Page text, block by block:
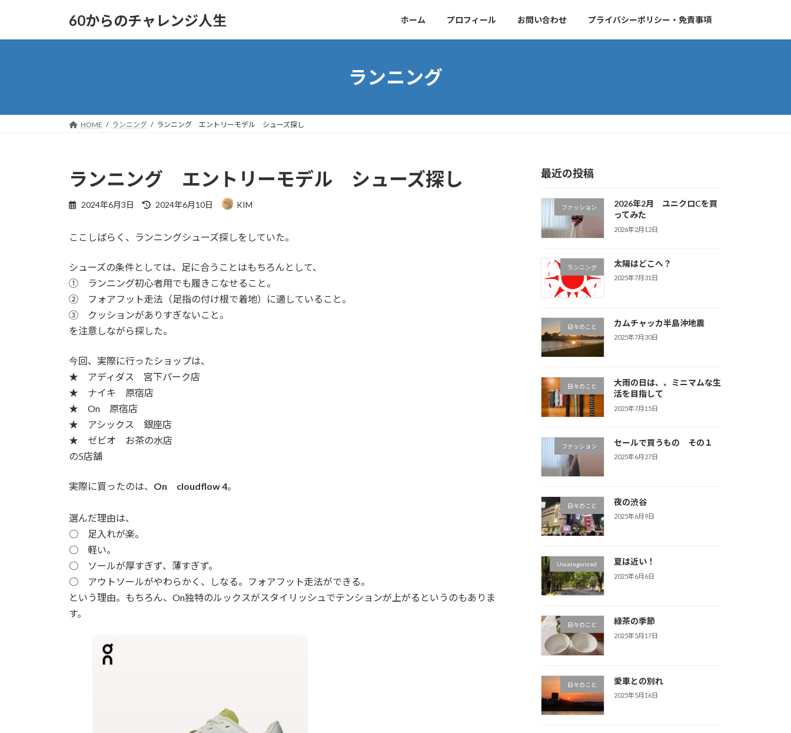
60からのチャレンジ人生 ホーム プロフィール お問い合わせ プライバシーポリシー・免責事項
ランニング
HOME ランニング ランニング エントリーモデル シューズ探し
ランニング エントリーモデル シューズ探し
2024年6月3日
最
新
:
2024年6月10日 KIM
ここしばらく、ランニングシューズ探しをしていた。
シューズの条件としては、足に合うことはもちろんとして、
① ランニング初心者用でも履きこなせること。
② フォアフット走法（足指の付け根で着地）に適していること。
③ クッションがありすぎないこと。
を注意しながら探した。
今回、実際に行ったショップは、
★ アディダス 宮下パーク店
★ ナイキ 原宿店
★ On 原宿店
★ アシックス 銀座店
★ ゼビオ お茶の水店
の5店舗
実際に買ったのは、 On cloudflow 4。
選んだ理由は、
○ 足入れが楽。
○ 軽い。
○ ソールが厚すぎず、薄すぎず。
○ アウトソールがやわらかく、しなる。フォアフット走法ができる。
という理由。もちろん、On独特のルックスがスタイリッシュでテンションが上がるというのもありま
す。
最近の投稿
ファッション
2026年2月 ユニクロCを買
ってみた
2026年2月12日
ランニング 太陽はどこへ？
2025年7月31日
日々のこと カムチャッカ半島沖地震
2025年7月30日
日々のこと
大雨の日は、、ミニマムな生
活を目指して
2025年7月15日
ファッション セールで買うもの その１
2025年6月27日
日々のこと 夜の渋谷
2025年6月9日
Uncategorized 夏は近い！
2025年6月6日
日々のこと 緑茶の季節
2025年5月17日
日々のこと 愛車との別れ
2025年5月16日